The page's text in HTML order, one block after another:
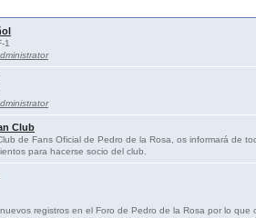
1
Club
de Fans Oficial de Pedro de la Rosa, os informará de
para hacerse socio del club.
registros en el Foro de Pedro de la Rosa por lo